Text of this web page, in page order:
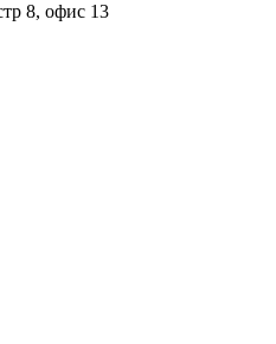
8, офис 13